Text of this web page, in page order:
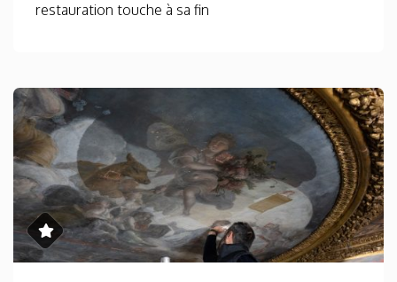
restauration touche à sa fin